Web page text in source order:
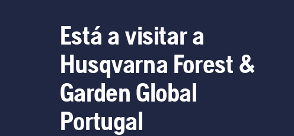
Está a visitar a
Husqvarna Forest &
Garden Global
Portugal